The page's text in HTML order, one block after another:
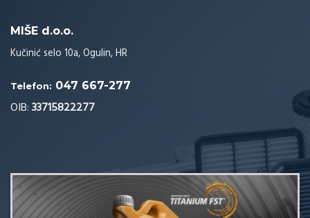
MIŠE d.o.o.
Kučinić selo 10a, Ogulin, HR
Telefon: 047 667-277
OIB:33715822277